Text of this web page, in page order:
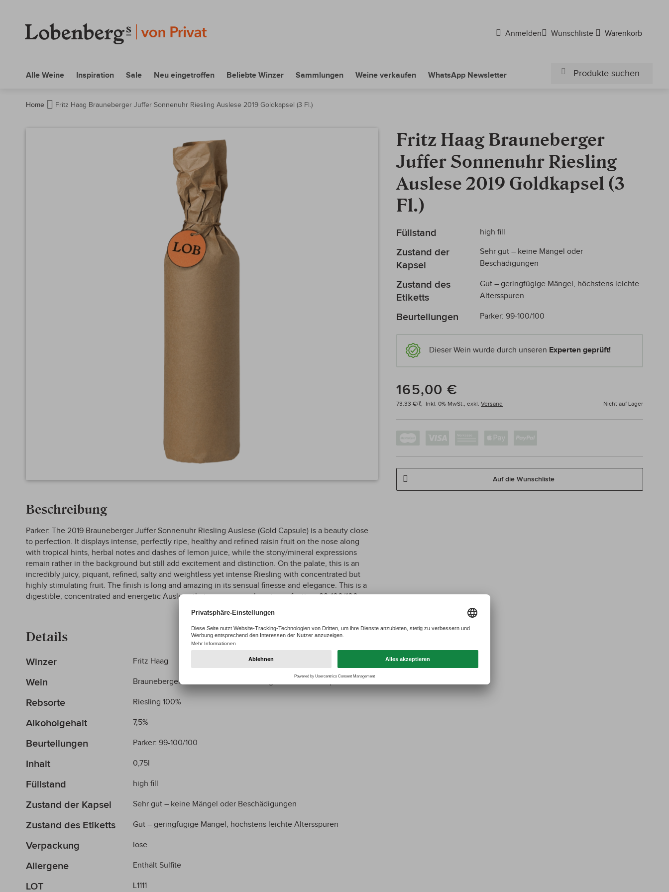
Anmelden Wunschliste Warenkorb
Alle Weine Inspiration Sale Neu eingetroffen Beliebte Winzer Sammlungen Weine verkaufen WhatsApp Newsletter
Home Fritz Haag Brauneberger Juffer Sonnenuhr Riesling Auslese 2019 Goldkapsel (3 Fl.)
Fritz Haag Brauneberger
Juffer Sonnenuhr Riesling
Auslese 2019 Goldkapsel (3
Fl.)
Mehr
Füllstand high fill
Zustand der
Kapsel
Sehr gut – keine Mängel oder
Beschädigungen
Zustand des
Etiketts
Gut – geringfügige Mängel, höchstens leichte
Altersspuren
Beurteilungen Parker: 99-100/100
Dieser Wein wurde durch unseren Experten geprüft!
165,00 €
Inkl. 0% MwSt., exkl. Versand Nicht auf Lager
73.33 €/ℓ,
Auf die Wunschliste
Zum
der
springen
Beschreibung
Parker: The 2019 Brauneberger Juffer Sonnenuhr Riesling Auslese (Gold Capsule) is a beauty close
to perfection. It displays intense, perfectly ripe, healthy and refined raisin fruit on the nose along
with tropical hints, herbal notes and dashes of lemon juice, while the stony/mineral expressions
remain rather in the background but still add excitement and distinction. On the palate, this is an
incredibly juicy, piquant, refined, salty and weightless yet intense Riesling with concentrated but
highly stimulating fruit. The finish is long and amazing in its sensual finesse and elegance. This is a
digestible, concentrated and energetic Auslese that comes very close to perfection. 99-100/100
Details
Mehr
Winzer Fritz Haag
Wein Brauneberger Juffer Sonnenuhr Riesling Auslese Goldkapsel
Rebsorte Riesling 100%
Alkoholgehalt 7,5%
Beurteilungen Parker: 99-100/100
Inhalt 0,75l
Füllstand high fill
Zustand der Kapsel Sehr gut – keine Mängel oder Beschädigungen
Zustand des Etiketts Gut – geringfügige Mängel, höchstens leichte Altersspuren
Verpackung lose
Allergene Enthält Sulfite
LOT L1111